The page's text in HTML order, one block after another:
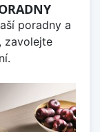
poradny a
zavolejte